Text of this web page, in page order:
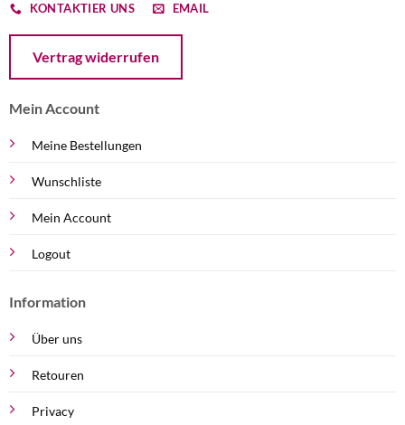
KONTAKTIER UNS EMAIL
Vertrag widerrufen
Mein Account
Meine Bestellungen
Wunschliste
Mein Account
Logout
Information
Über uns
Retouren
Privacy